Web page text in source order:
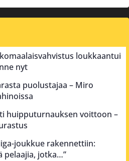
loukkaantui
nyt
puolustajaa – Miro
huipputurnauksen voittoon –
joukkue rakennettiin:
pelaajia, jotka…”